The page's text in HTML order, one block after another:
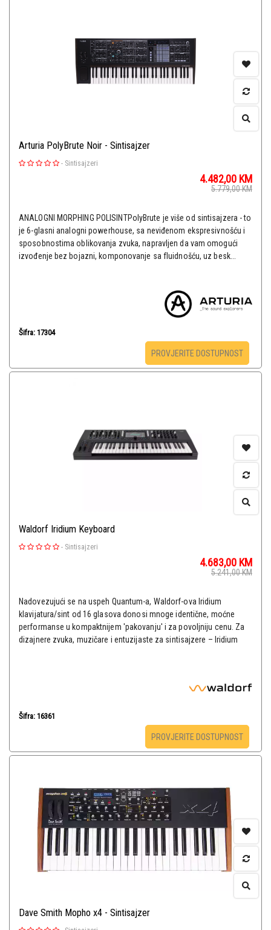
Arturia PolyBrute Noir - Sintisajzer
- Sintisajzeri
4.482,00 KM
5.779,00KM
ANALOGNI MORPHING POLISINTPolyBrute je više od sintisajzera - to
je 6-glasni analogni powerhouse, sa neviđenom ekspresivnošću i
sposobnostima oblikovanja zvuka, napravljen da vam omogući
izvođenje bez bojazni, komponovanje sa fluidnošću, uz besk...
Šifra: 17304
PROVJERITE DOSTUPNOST
Waldorf Iridium Keyboard
- Sintisajzeri
4.683,00 KM
5.241,00KM
Nadovezujući se na uspeh Quantum-a, Waldorf-ova Iridium
klavijatura/sint od 16 glasova donosi mnoge identične, moćne
performanse u kompaktnijem 'pakovanju' i za povoljniju cenu. Za
dizajnere zvuka, muzičare i entuzijaste za sintisajzere – Iridium
Šifra: 16361
PROVJERITE DOSTUPNOST
Dave Smith Mopho x4 - Sintisajzer